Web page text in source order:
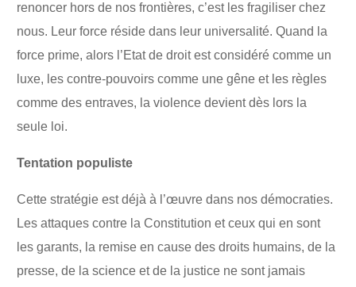
renoncer hors de nos frontières, c’est les fragiliser chez
nous. Leur force réside dans leur universalité. Quand la
force prime, alors l’Etat de droit est considéré comme un
luxe, les contre-pouvoirs comme une gêne et les règles
comme des entraves, la violence devient dès lors la
seule loi.
Tentation populiste
Cette stratégie est déjà à l’œuvre dans nos démocraties.
Les attaques contre la Constitution et ceux qui en sont
les garants, la remise en cause des droits humains, de la
presse, de la science et de la justice ne sont jamais